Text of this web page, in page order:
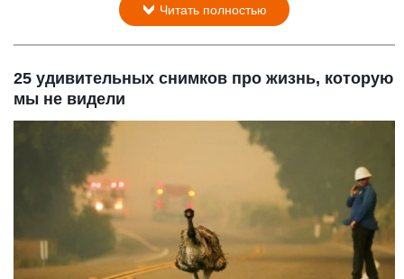
Читать полностью
25 удивительных снимков про жизнь, которую
мы не видели